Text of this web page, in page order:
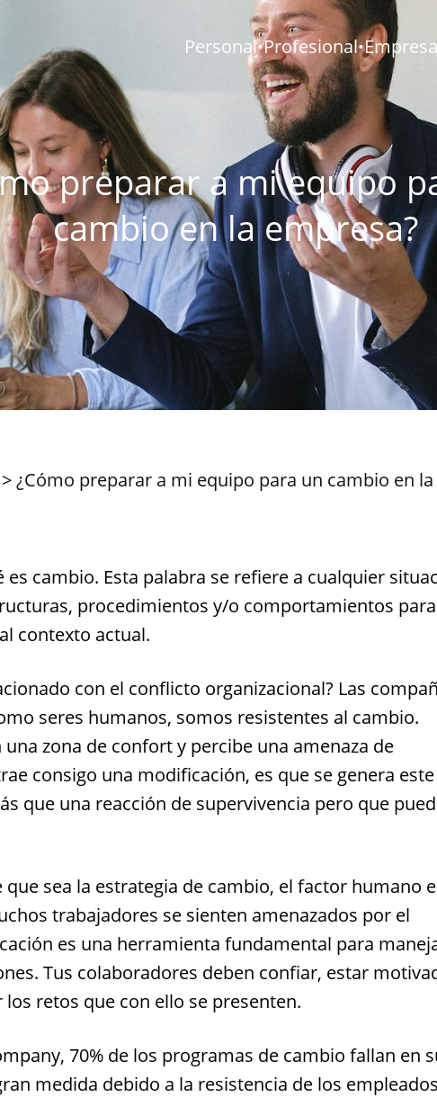
Personal•Profesional•
preparar a mi equipo
cambio en la empresa?
>¿Cómo preparar a mi equipo para un cambio en la
cambio. Esta palabra se refiere a cualquier
procedimientos y/o comportamientos para
contexto actual.
con el conflicto organizacional? Las
seres humanos, somos resistentes al cambio.
zona de confort y percibe una amenaza de
consigo una modificación, es que se genera este
que una reacción de supervivencia pero que
sea la estrategia de cambio, el factor humano
trabajadores se sienten amenazados por el
es una herramienta fundamental para
Tus colaboradores deben confiar, estar
retos que con ello se presenten.
70% de los programas de cambio fallan en
medida debido a la resistencia de los